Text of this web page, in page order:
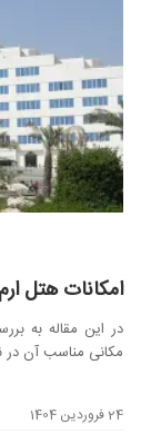
امکانات هتل
در این مقاله به
مکانی مناسب آن در
24 فروردین 1404